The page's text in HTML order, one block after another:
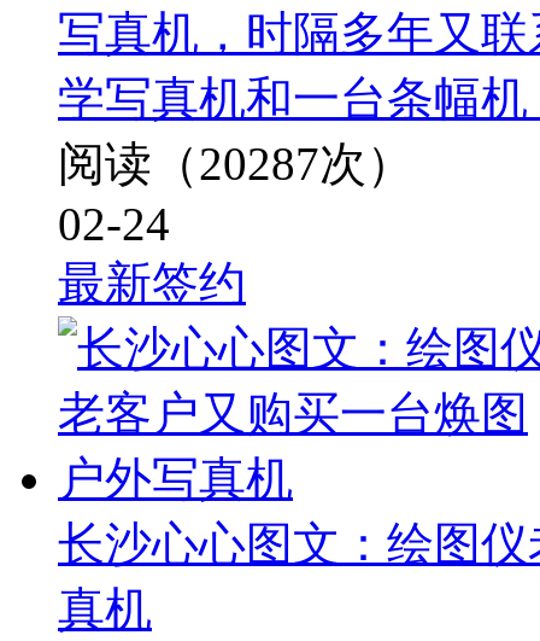
写真机，时隔多年又
学写真机和一台条幅
阅读（20287次）
02-24
最新签约
长沙心心图文：绘图
真机